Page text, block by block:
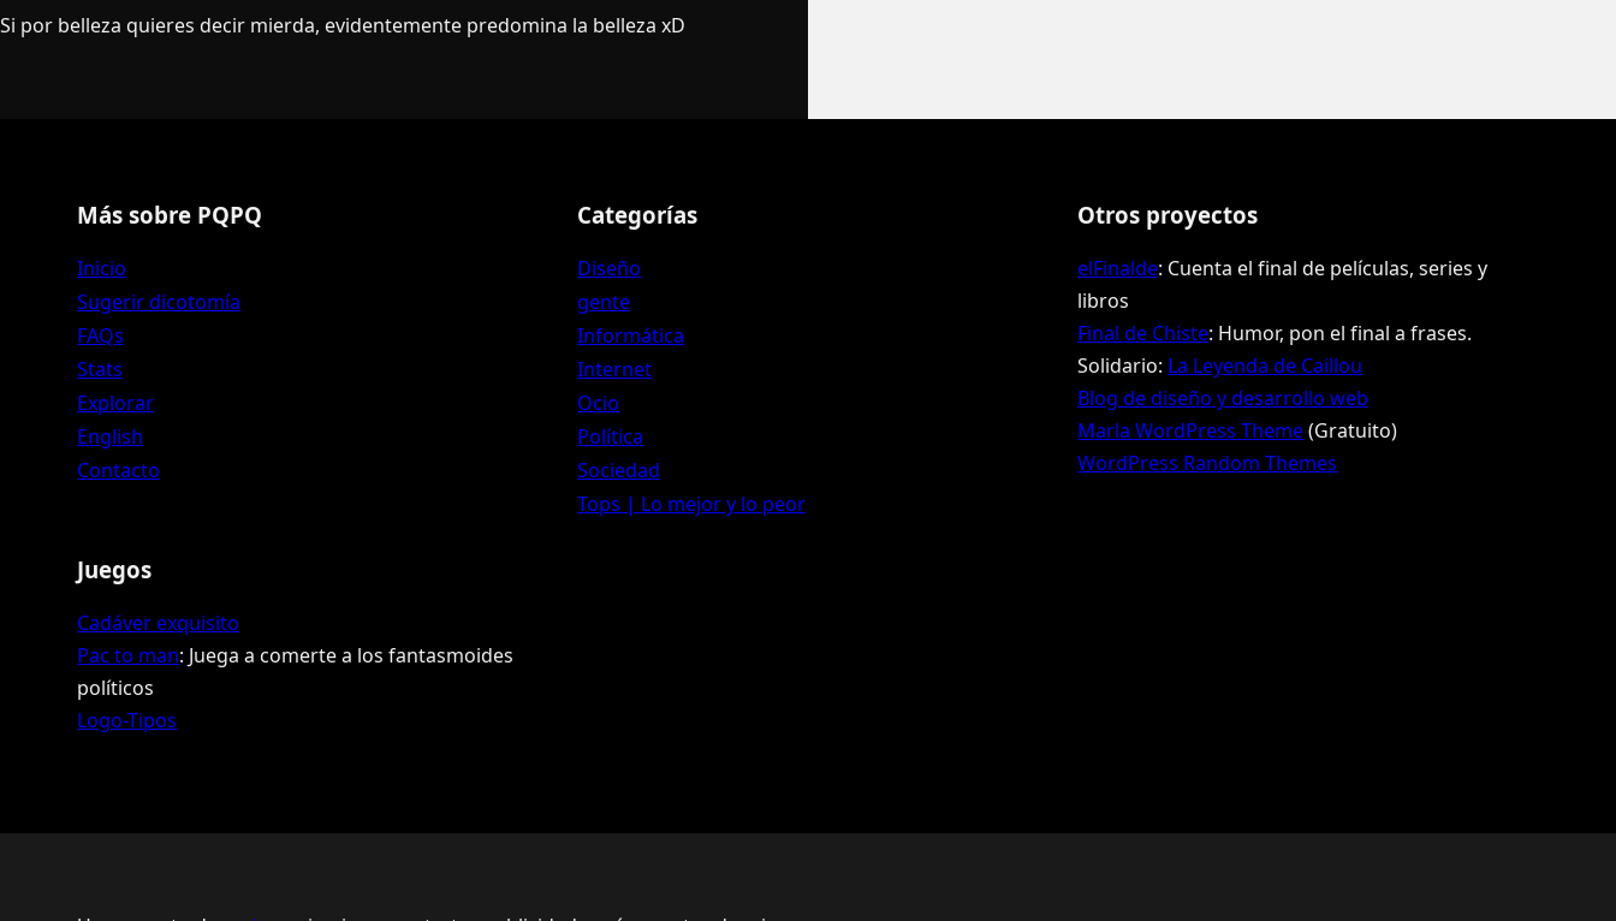
Si por belleza quieres decir mierda, evidentemente predomina la belleza xD
Más sobre PQPQ
Inicio
Sugerir dicotomía
FAQs
Stats
Explorar
English
Contacto
Categorías
Diseño
gente
Informática
Internet
Ocio
Política
Sociedad
Tops | Lo mejor y lo peor
Otros proyectos
elFinalde: Cuenta el final de películas, series y
libros
Final de Chiste: Humor, pon el final a frases.
Solidario: La Leyenda de Caillou
Blog de diseño y desarrollo web
Marla WordPress Theme(Gratuito)
WordPress Random Themes
Juegos
Cadáver exquisito
Pac to man: Juega a comerte a los fantasmoides
políticos
Logo-Tipos